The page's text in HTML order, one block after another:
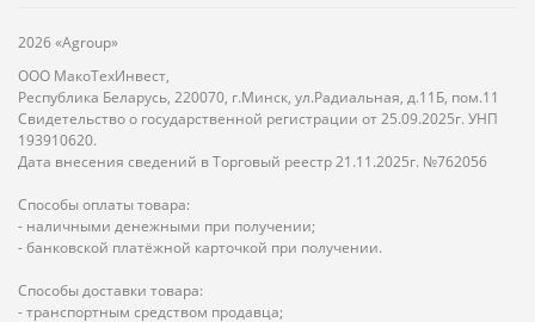
2026 «Agroup»
ООО МакоТехИнвест,
Республика Беларусь, 220070, г.Минск, ул.Радиальная, д.11Б, пом.11
Свидетельство о государственной регистрации от 25.09.2025г. УНП
193910620.
Дата внесения сведений в Торговый реестр 21.11.2025г. №762056
Способы оплаты товара:
- наличными денежными при получении;
- банковской платёжной карточкой при получении.
Способы доставки товара:
- транспортным средством продавца;